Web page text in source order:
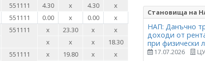
551111 4.30 х 4.30
х
551111 0.00 х 0.00
х
551111 х 23.30 х
х
х х х
18.30
551111 х 19.80 х
х
Становища на
НАП: Данъчно
доходи от
при физически
17.07.2026